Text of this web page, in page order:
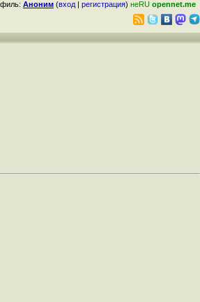
Аноним (вход | регистрация) неRU opennet.me